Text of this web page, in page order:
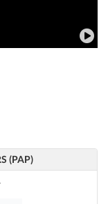
(PAP)